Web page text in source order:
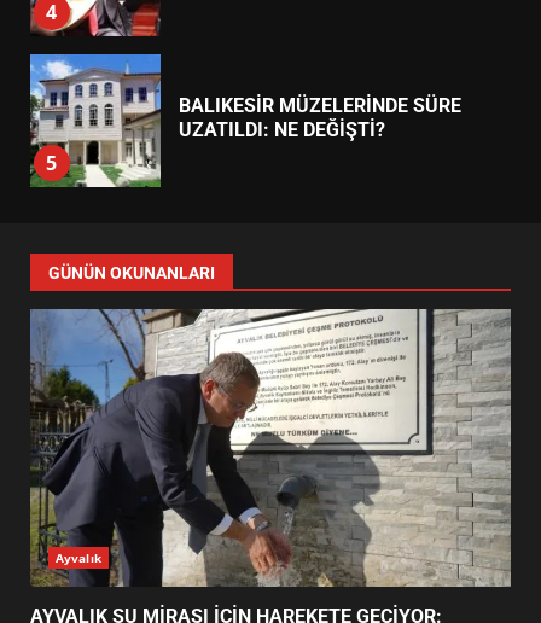
5
7
BURHANİYE BELEDİYESPOR’DA
YENİ YÖNETİM NASIL
ŞEKİLLENDİ?
1
AYVALIK SU MİRASI İÇİN
HAREKETE GEÇİYOR: GÖZLER
BULUŞMADA
GÜNÜN OKUNANLARI
Ayvalık
AYVALIK SU MİRASI İÇİN HAREKETE GEÇİYOR: